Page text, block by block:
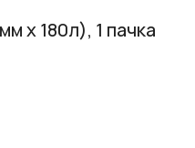
х 180л), 1 пачка